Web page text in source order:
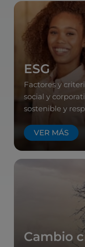
ESG
Factores y
social y
sostenible y
VER MÁS
Cambio